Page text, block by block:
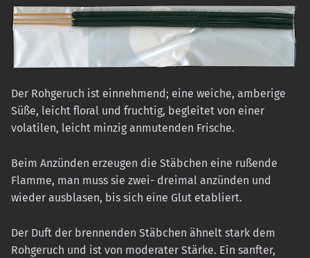
Der Rohgeruch ist einnehmend; eine weiche, amberige
Süße, leicht floral und fruchtig, begleitet von einer
volatilen, leicht minzig anmutenden Frische.
Beim Anzünden erzeugen die Stäbchen eine rußende
Flamme, man muss sie zwei- dreimal anzünden und
wieder ausblasen, bis sich eine Glut etabliert.
Der Duft der brennenden Stäbchen ähnelt stark dem
Rohgeruch und ist von moderater Stärke. Ein sanfter,